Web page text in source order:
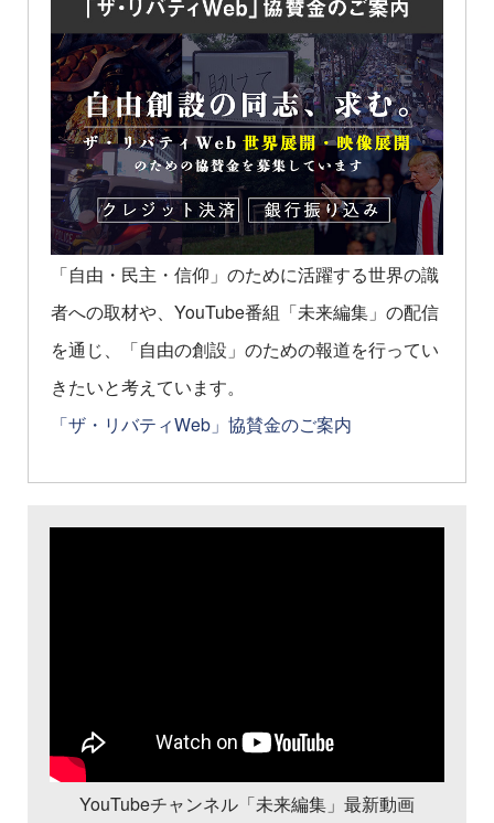
「自由・民主・信仰」のために活躍する世界の識
者への取材や、YouTube番組「未来編集」の配信
を通じ、「自由の創設」のための報道を行ってい
きたいと考えています。
「ザ・リバティWeb」協賛金のご案内
YouTubeチャンネル「未来編集」最新動画